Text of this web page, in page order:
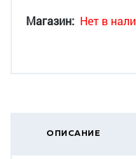
Магазин: Нет в
ОПИСАНИЕ